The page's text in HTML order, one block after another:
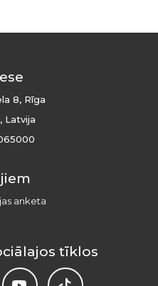
8, Rīga
Latvija
anketa
tīklos